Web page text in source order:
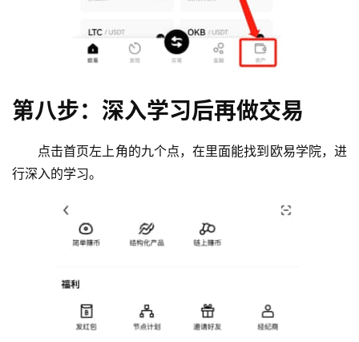
第八步：深入学习后再做交易
点击首页左上角的九个点，在里面能找到欧易学院，进
行深入的学习。